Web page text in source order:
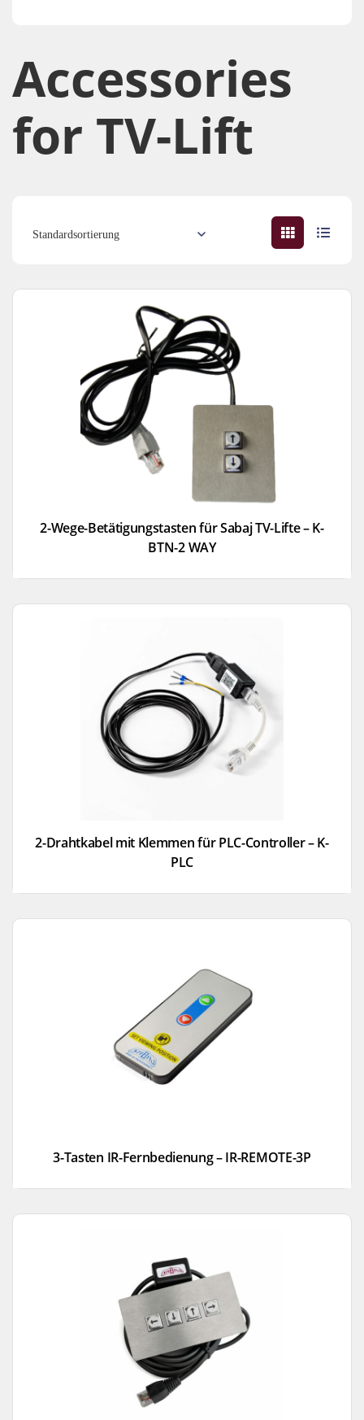
Accessories​
for TV-Lift
2-Wege-Betätigungstasten für Sabaj TV-Lifte – K-
BTN-2 WAY
2-Drahtkabel mit Klemmen für PLC-Controller – K-
PLC
3-Tasten IR-Fernbedienung – IR-REMOTE-3P